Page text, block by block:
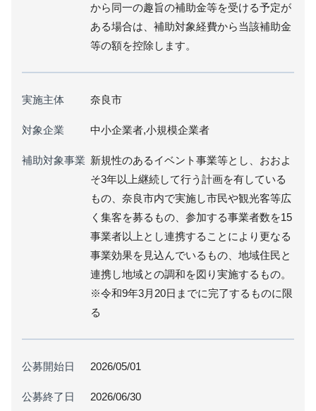
から同一の趣旨の補助金等を受ける予定が
ある場合は、補助対象経費から当該補助金
等の額を控除します。
実施主体 奈良市
対象企業 中小企業者,小規模企業者
補助対象事業 新規性のあるイベント事業等とし、おおよ
そ3年以上継続して行う計画を有している
もの、奈良市内で実施し市民や観光客等広
く集客を募るもの、参加する事業者数を15
事業者以上とし連携することにより更なる
事業効果を見込んでいるもの、地域住民と
連携し地域との調和を図り実施するもの。
※令和9年3月20日までに完了するものに限
る
公募開始日 2026/05/01
公募終了日 2026/06/30